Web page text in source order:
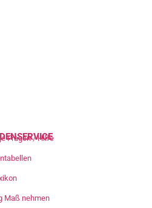
Fragen / Hilfe
Maß nehmen